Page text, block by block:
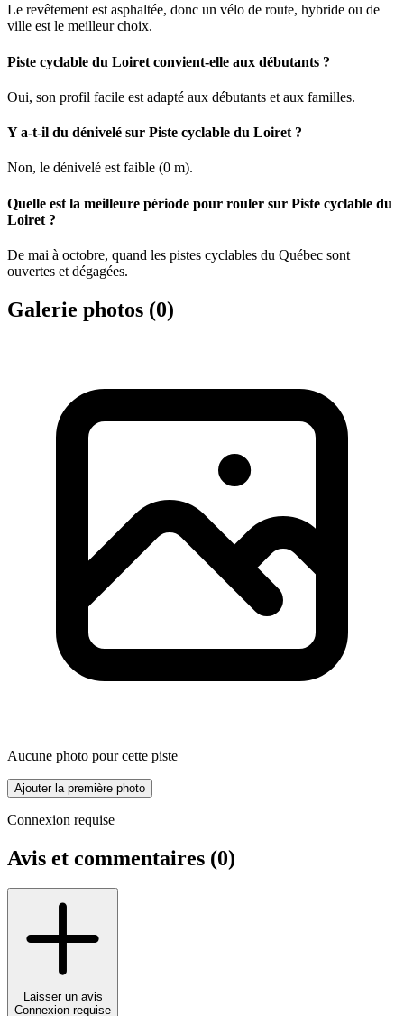
Le revêtement est asphaltée, donc un vélo de route, hybride ou de
ville est le meilleur choix.
Piste cyclable du Loiret convient-elle aux débutants ?
Oui, son profil facile est adapté aux débutants et aux familles.
Y a-t-il du dénivelé sur Piste cyclable du Loiret ?
Non, le dénivelé est faible (0 m).
Quelle est la meilleure période pour rouler sur Piste cyclable du
Loiret ?
De mai à octobre, quand les pistes cyclables du Québec sont
ouvertes et dégagées.
Galerie photos (0)
Aucune photo pour cette piste
Ajouter la première photo
Connexion requise
Avis et commentaires (0)
Laisser un avis
Connexion requise